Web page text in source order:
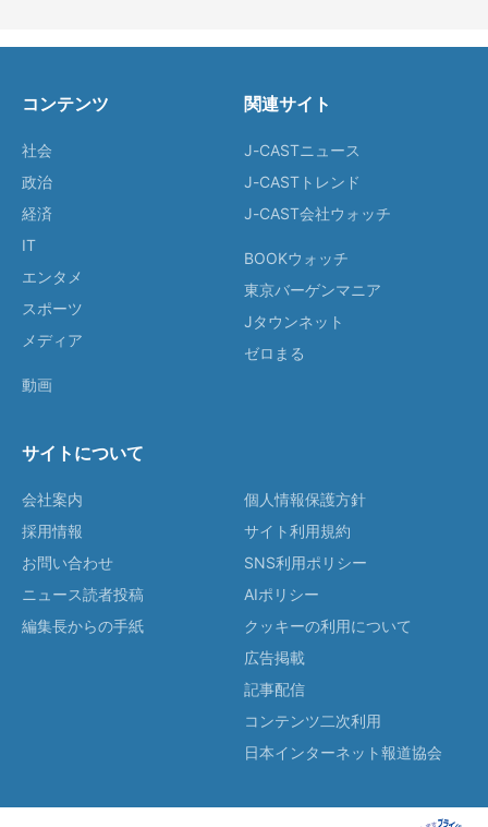
コンテンツ
社会
政治
経済
IT
エンタメ
スポーツ
メディア
動画
関連サイト
J-CASTニュース
J-CASTトレンド
J-CAST会社ウォッチ
BOOKウォッチ
東京バーゲンマニア
Jタウンネット
ゼロまる
サイトについて
会社案内
採用情報
お問い合わせ
ニュース読者投稿
編集長からの手紙
個人情報保護方針
サイト利用規約
SNS利用ポリシー
AIポリシー
クッキーの利用について
広告掲載
記事配信
コンテンツ二次利用
日本インターネット報道協会